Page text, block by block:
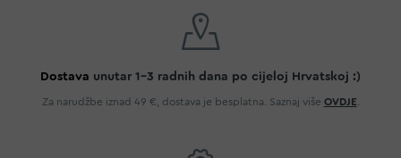
Dostava unutar 1-3 radnih dana po cijeloj Hrvatskoj :)
Za narudžbe iznad 49 €, dostava je besplatna. Saznaj više OVDJE